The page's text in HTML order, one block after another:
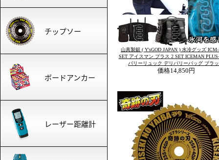
山真製鋸 ( Y'sGOD JAPAN ) 水冷グッズ ICM-
SET アイスマン プラス 2 SET ICEMAN
バリーリュック デリバリーバッグ ブラ
価格14,850円